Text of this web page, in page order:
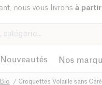
nous vous livrons à
Nouveautés Nos
Croquettes Volaille sans